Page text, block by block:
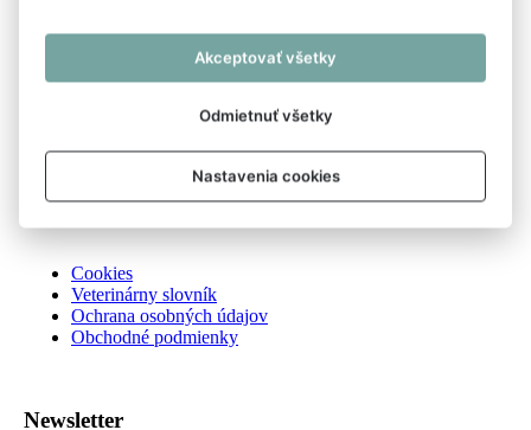
Zoznam kliník podľa krajov
Spolupráca s veterinármi
Cookies
Veterinárny slovník
Ochrana osobných údajov
Obchodné podmienky
Newsletter
Akceptovať všetky
Odmietnuť všetky
Nastavenia cookies